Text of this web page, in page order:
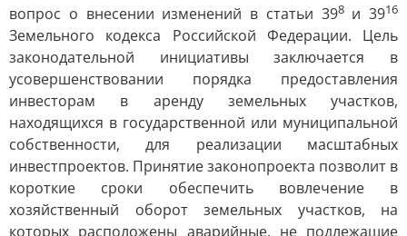
вопрос о внесении изменений в статьи 398и 3916
Земельного кодекса Российской Федерации. Цель
законодательной инициативы заключается в
усовершенствовании порядка предоставления
инвесторам в аренду земельных участков,
находящихся в государственной или муниципальной
собственности, для реализации масштабных
инвестпроектов. Принятие законопроекта позволит в
короткие сроки обеспечить вовлечение в
хозяйственный оборот земельных участков, на
которых расположены аварийные, не подлежащие